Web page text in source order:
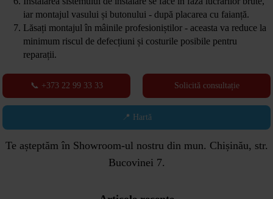
iar montajul vasului și butonului - după placarea cu faianță.
Lăsați montajul în mâinile profesioniștilor - aceasta va reduce la
minimum riscul de defecțiuni și costurile posibile pentru
reparații.
📞 +373 22 99 33 33 Solicită consultație
📍 Hartă
Te așteptăm în Showroom-ul nostru din mun. Chișinău, str.
Bucovinei 7.